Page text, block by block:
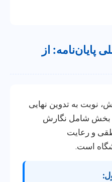
پایان‌نامه: از
نوبت به تدوین نهایی
بخش شامل نگارش
و رعایت
است.